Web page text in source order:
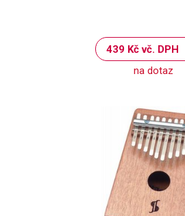
439 Kč vč. DPH
na dotaz